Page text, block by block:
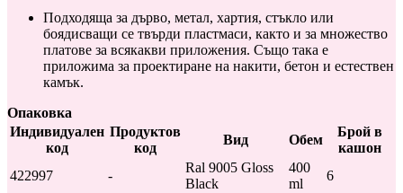
Подходяща за дърво, метал, хартия, стъкло или
боядисващи се твърди пластмаси, както и за множество
платове за всякакви приложения. Също така е
приложима за проектиране на накити, бетон и естествен
камък.
Опаковка
Индивидуален
код
Продуктов
код
Вид Обем
Брой в
кашон
422997
-
Ral 9005 Gloss
Black
400
ml
6